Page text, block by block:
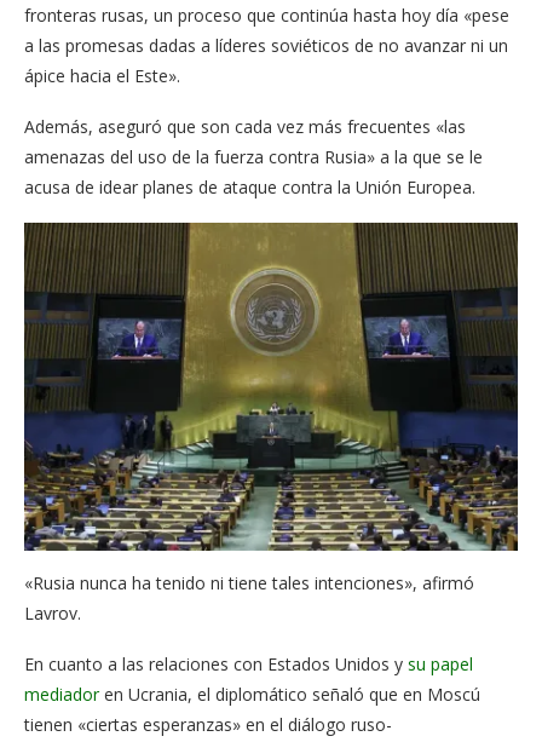
fronteras rusas, un proceso que continúa hasta hoy día «pese
a las promesas dadas a líderes soviéticos de no avanzar ni un
ápice hacia el Este».
Además, aseguró que son cada vez más frecuentes «las
amenazas del uso de la fuerza contra Rusia» a la que se le
acusa de idear planes de ataque contra la Unión Europea.
«Rusia nunca ha tenido ni tiene tales intenciones», afirmó
Lavrov.
En cuanto a las relaciones con Estados Unidos y su papel
mediadoren Ucrania, el diplomático señaló que en Moscú
tienen «ciertas esperanzas» en el diálogo ruso-